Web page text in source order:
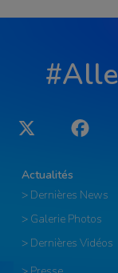
Twitter Facebook
Actualités
> Dernières News
> Galerie Photos
> Dernières Vidéos